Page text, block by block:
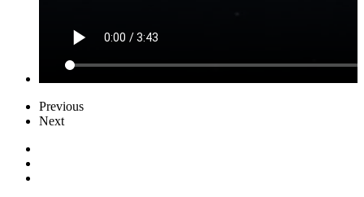
Previous
Next